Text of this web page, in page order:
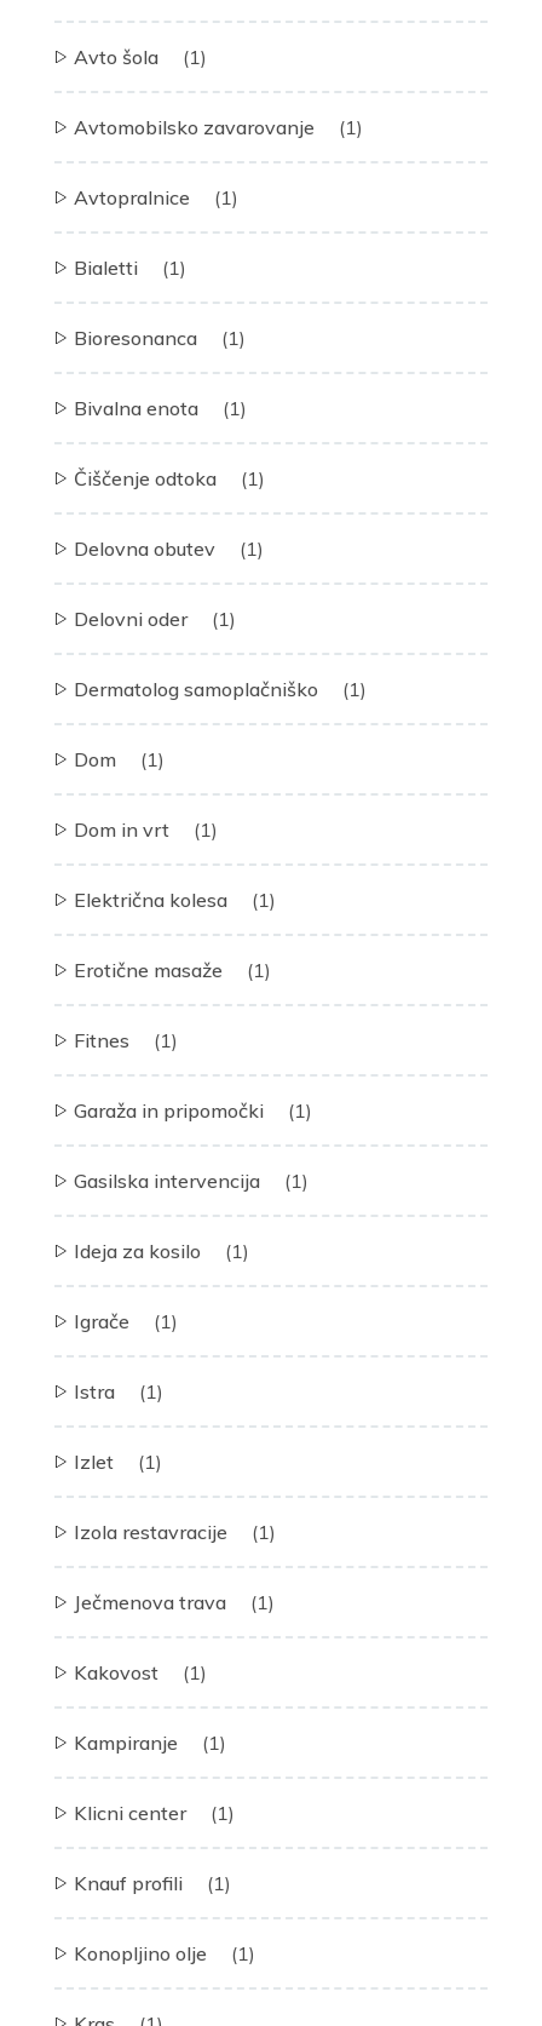
Avto šola (1)
Avtomobilsko zavarovanje (1)
Avtopralnice (1)
Bialetti (1)
Bioresonanca (1)
Bivalna enota (1)
Čiščenje odtoka (1)
Delovna obutev (1)
Delovni oder (1)
Dermatolog samoplačniško (1)
Dom (1)
Dom in vrt (1)
Električna kolesa (1)
Erotične masaže (1)
Fitnes (1)
Garaža in pripomočki (1)
Gasilska intervencija (1)
Ideja za kosilo (1)
Igrače (1)
Istra (1)
Izlet (1)
Izola restavracije (1)
Ječmenova trava (1)
Kakovost (1)
Kampiranje (1)
Klicni center (1)
Knauf profili (1)
Konopljino olje (1)